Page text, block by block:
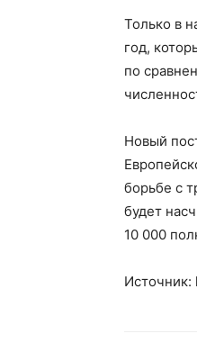
Только в
год,
по
Новый
борьбе с
будет
10 000